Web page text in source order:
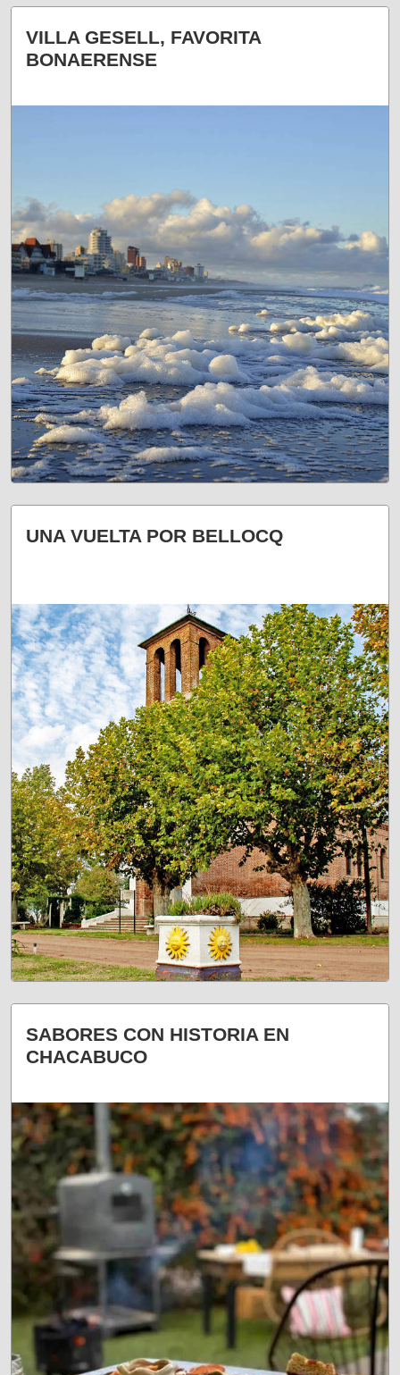
¡PAUSAS QUE ENAMORAN!
VILLA GESELL, FAVORITA
BONAERENSE
UN CLÁSICO COSTERO
UNA VUELTA POR BELLOCQ
UN PLAN DIFERENTE
SABORES CON HISTORIA EN
CHACABUCO